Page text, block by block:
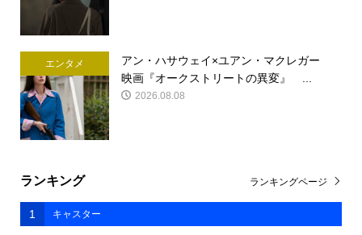
エンタメ
アン・ハサウェイ×ユアン・マクレガー
映画『オークストリートの異変』 ...
2026.08.08
ランキング
1 キャスター
ランキングページ